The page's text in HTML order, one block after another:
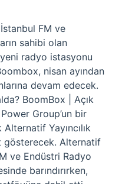
FM ve
sahibi olan
radyo istasyonu
nisan ayından
devam edecek.
BoomBox | Açık
Group’un bir
Yayıncılık
gösterecek. Alternatif
ve Endüstri Radyo
barındırırken,